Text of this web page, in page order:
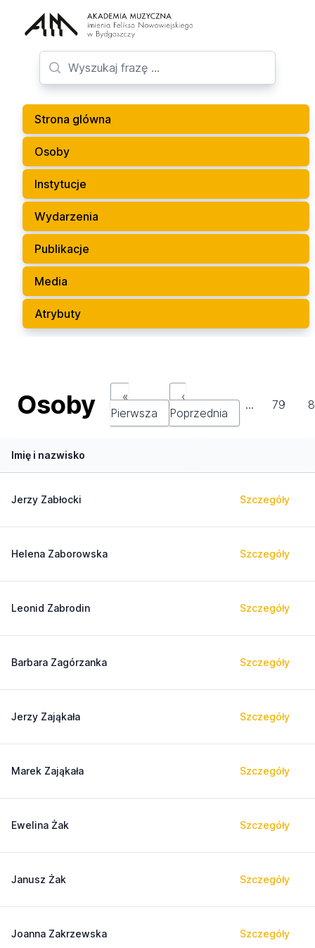
Strona glówna
Osoby
Instytucje
Wydarzenia
Publikacje
Media
Atrybuty
Osoby
«
Pierwsza
‹
Poprzednia
… 79
Imię i nazwisko
Jerzy Zabłocki Szczegóły
Helena Zaborowska Szczegóły
Leonid Zabrodin Szczegóły
Barbara Zagórzanka Szczegóły
Jerzy Zająkała Szczegóły
Marek Zająkała Szczegóły
Ewelina Żak Szczegóły
Janusz Żak Szczegóły
Joanna Zakrzewska Szczegóły